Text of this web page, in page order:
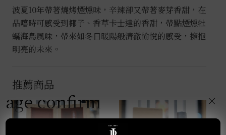
波夏10年帶著燒烤煙燻味，辛辣卻又帶著麥芽香甜，在
品嚐時可感受到椰子、香草卡士達的香甜，帶點煙燻牡
蠣海島風味，帶來如冬日暖陽般清澈愉悅的感受，擁抱
明亮的未來。
推薦商品
age confirm ×